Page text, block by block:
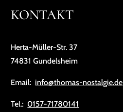
KONTAKT
Herta-Müller-Str. 37
74831 Gundelsheim
Email: info@thomas-nostalgie.de
Tel.: 0157-71780141